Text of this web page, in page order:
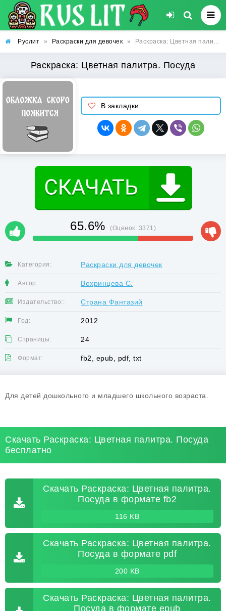
Руслит » Раскраски для девочек » Раскраска: Цветная палитра. Посуда
Раскраска: Цветная палитра. Посуда
В закладки
65.6% (Оценок: 3371)
Категория: Раскраски для девочек
Автор: Вохринцева С.
Издательство:: Страна Фантазий
Год: 2012
Страницы: 24
Формат: fb2, epub, pdf, txt
Для детей дошкольного и младшего школьного возраста.
Скачать Раскраска: Цветная палитра. Посуда
бесплатно
Скачать Раскраска: Цветная палитра.
Посуда в формате fb2
116 KB
Скачать Раскраска: Цветная палитра.
Посуда в формате pdf
200 KB
Скачать Раскраска: Цветная палитра.
Посуда в формате epub